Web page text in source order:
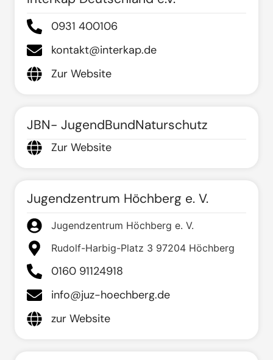
0931 400106
kontakt@interkap.de
Zur Website
JBN- JugendBundNaturschutz
Zur Website
Jugendzentrum Höchberg e. V.
Jugendzentrum Höchberg e. V.
Rudolf-Harbig-Platz 3 97204 Höchberg
0160 91124918
info@juz-hoechberg.de
zur Website